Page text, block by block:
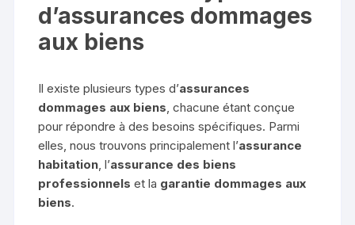
d’assurances dommages
aux biens
Il existe plusieurs types d’assurances
dommages aux biens , chacune étant conçue
pour répondre à des besoins spécifiques. Parmi
elles, nous trouvons principalement l’assurance
habitation , l’assurance des biens
professionnels et la garantie dommages aux
biens.